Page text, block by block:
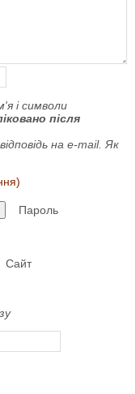
і символи
після
на e-mail. Як
Пароль
Сайт